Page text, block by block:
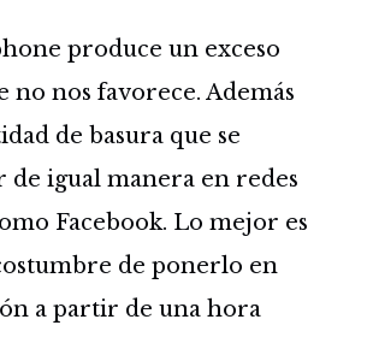
produce un exceso
no nos favorece. Además
de basura que se
de igual manera en redes
Facebook. Lo mejor es
de ponerlo en
a partir de una hora